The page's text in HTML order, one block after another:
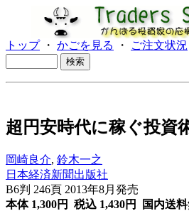
トップ・ かごを見る ・ ご注文状況
超円安時代に稼ぐ投資
岡崎良介, 鈴木一之
日本経済新聞出版社
B6判 246頁 2013年8月発売
本体 1,300円 税込 1,430円
国内送